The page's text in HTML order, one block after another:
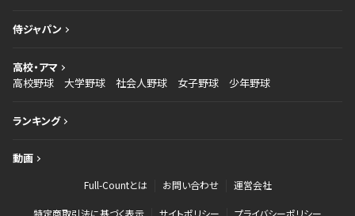
侍ジャパン
高校・アマ
高校野球
大学野球 社会人野球 女子野球 少年野球
ランキング
動画
Full-Countとは お問い合わせ 運営会社
特定商取引法に基づく表示 サイトポリシー プライバシーポリシー